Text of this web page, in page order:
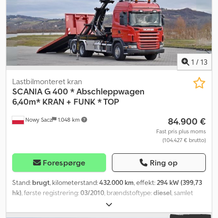
bladfjedre BAG: luftaffjedring KRAN: HIAB 377 EP - 5 HIDUO +
fjernbetjening VIN: XLEG6X20005232386 TEL: * KUBA – POLSK,
ENGELSK, TYSK, ITALIENSK * SEBASTIAN – POLSK, TYSK,
ITALIENSK, ????? * LASZLO – UNGARSK * COSTEL – RUMÆNSK
(Romania: Vi klarer alle formaliteter til eksport, inkl. nummerplader)
1 / 13
Nowy Sacz 1.048 km
Lastbilmonteret kran
SCANIAG 400 * Abschleppwagen
6,40m* KRAN + FUNK * TOP
84.900 €
Fast pris plus moms
(104.427 € brutto)
Forespørge Ring op
Stand: brugt, kilometerstand:432.000 km, effekt:294 kW (399,73
hk), første registrering:03/2010, brændstoftype:diesel, samlet
, akslekonfiguration:
farve:rød, geartype:halvautomatisk, emissionsklasse:Euro 5,